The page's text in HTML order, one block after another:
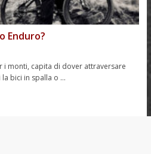
Enduro?
i monti, capita di dover attraversare
bici in spalla o …